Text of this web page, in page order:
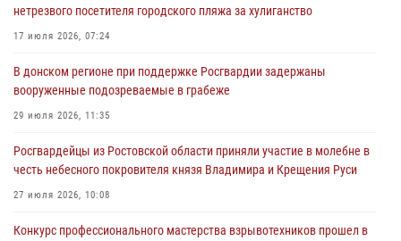
Конкурс профессионального мастерства взрывотехников прошел в
15 июля 2026, 06:39
нетрезвого посетителя городского пляжа за хулиганство
17 июля 2026, 07:24
В донском регионе при поддержке Росгвардии задержаны
вооруженные подозреваемые в грабеже
29 июля 2026, 11:35
Росгвардейцы из Ростовской области приняли участие в молебне в
честь небесного покровителя князя Владимира и Крещения Руси
27 июля 2026, 10:08
Конкурс профессионального мастерства взрывотехников прошел в